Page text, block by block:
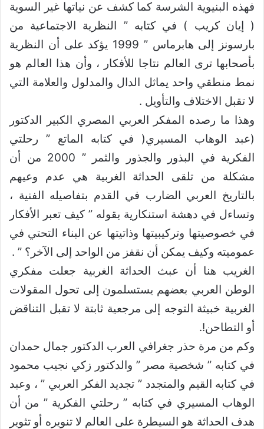
فهذه البنيوية الشرسة كما كشف عن نياتها غير السوية
( إيان كريب ) في كتابه ” النظرية الاجتماعية من
بارسونز إلى هابرماس ” 1999 يؤكد على أن النظرية
بأصحابها ترى العالم نتاجا للأفكار ، وأن هذا العالم هو
نمط منطقي واحد يماثل الدال والمدلول والعلامة التي
لا تقبل الاختلاف والتأويل .
وهذا ما رصده المفكر العربي المصري الكبير الدكتور
(عبد الوهاب المسيري( في كتابه الماتع ” رحلتي
الفكرية في البذور والجذور والثمر ” 2000 من أن
مشكلة من تلقى الحداثة الغربية هي عدم وعيهم
بالتاريخ العربي الضارب في القدم بتفاصيله الفنية ،
وتساءل في دهشة استنكارية بقوله ” كيف تعبر الأفكار
في خصوصيتها وتركيبيتها وذاتيتها عن البناء التحتي في
عموميته وكيف يمكن أن نقفز من الواحد إلى الآخر؟ ” .
الغريب هنا أن عبث الحداثة الغربية جعلت مفكري
الوطن العربي بعضهم يستسلمون إلى تحول المقولات
الغربية خبيثة التوجه إلى مرجعية ثابتة لا تقبل التناقض
أو التطاحن!.
وكم من مرة حذر جغرافي العرب الدكتور جمال حمدان
في كتابه ” شخصية مصر ” والدكتور زكي نجيب محمود
في كتابه القيم والمتجدد ” تجديد الفكر العربي ” ، وعبد
الوهاب المسيري في كتابه ” رحلتي الفكرية ” من أن
هدف الحداثة هو السيطرة على العالم لا تنويره أو تثوير